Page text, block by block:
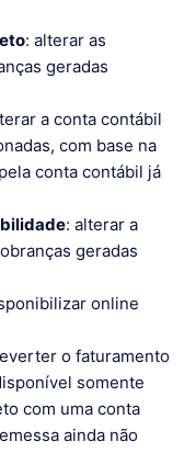
: alterar as
geradas
a conta contábil
com base na
conta contábil já
: alterar a
geradas
online
o faturamento
somente
com uma conta
ainda não